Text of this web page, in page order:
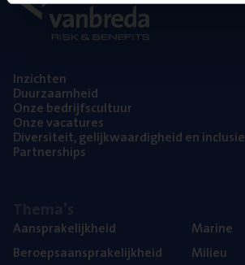
Inzich­ten
Duur­zaam­heid
Onze bedrijfs­cul­tuur
Onze vaca­tu­res
Diver­si­teit, gelijk­waar­dig­heid en inclusie
Part­ner­ships
Aan­spra­ke­lijk­heid
Beroeps­aan­spra­ke­lijk­heid
Mari­ne
Mili­eu